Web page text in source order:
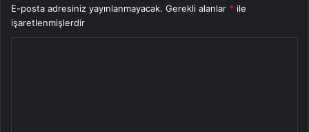
E-posta adresiniz yayınlanmayacak. Gerekli alanlar * ile
işaretlenmişlerdir